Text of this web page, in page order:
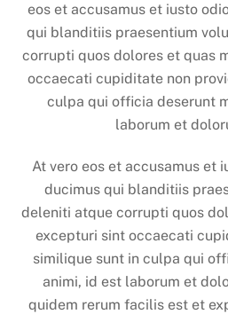
eos et accusamus et iusto
qui blanditiis praesentium
corrupti quos dolores et quas
occaecati cupiditate non
culpa qui officia deserunt
laborum et
At vero eos et accusamus et
ducimus qui blanditiis
deleniti atque corrupti quos
excepturi sint occaecati
similique sunt in culpa qui
animi, id est laborum et
quidem rerum facilis est et